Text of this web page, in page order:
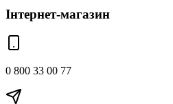
Інтернет-магазин
0 800 33 00 77